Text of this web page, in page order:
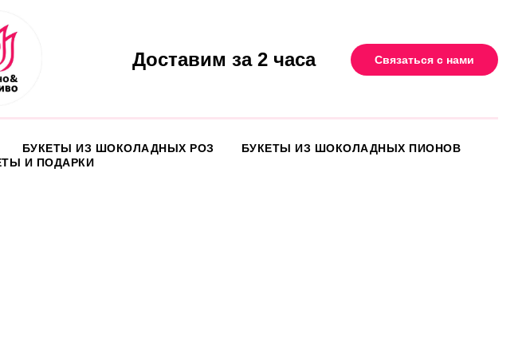
Доставим за 2 часа Связаться с нами
БУКЕТЫ ИЗ ШОКОЛАДНЫХ РОЗ
БУКЕТЫ ИЗ ШОКОЛАДНЫХ ПИОНОВ
И ПОДАРКИ